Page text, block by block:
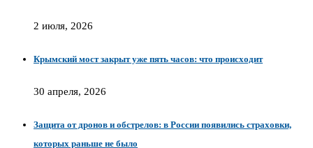
2 июля, 2026
Крымский мост закрыт уже пять часов: что происходит
30 апреля, 2026
Защита от дронов и обстрелов: в России появились страховки,
которых раньше не было